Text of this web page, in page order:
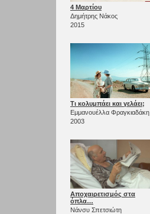
4 Μαρτίου
Δημήτρης Νάκος
2015
Τι κολυμπάει και γελάει;
Εμμανουέλλα Φραγκιαδάκη
2003
Αποχαιρετισμός στα
όπλα…
Νάνσυ Σπετσιώτη